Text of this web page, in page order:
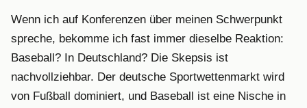
Wenn ich auf Konferenzen über meinen Schwerpunkt
spreche, bekomme ich fast immer dieselbe Reaktion:
Baseball? In Deutschland? Die Skepsis ist
nachvollziehbar. Der deutsche Sportwettenmarkt wird
von Fußball dominiert, und Baseball ist eine Nische in